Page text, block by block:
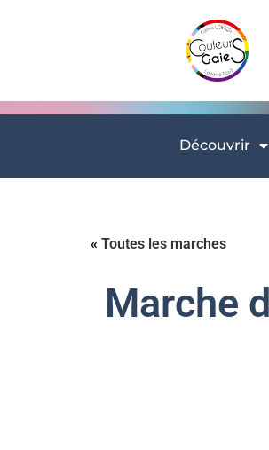
Découvrir
« Toutes les marches
Marche